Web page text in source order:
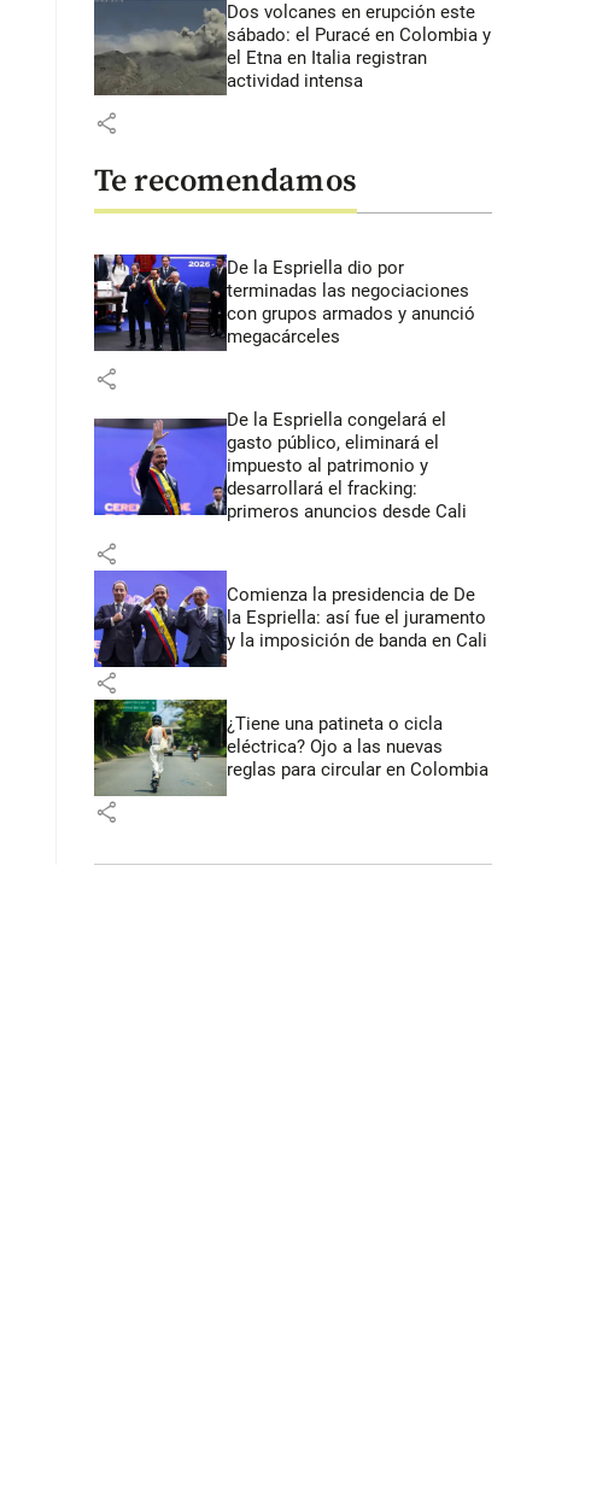
Dos volcanes en erupción este
sábado: el Puracé en Colombia y
el Etna en Italia registran
actividad intensa
share
Te recomendamos
De la Espriella dio por
terminadas las negociaciones
con grupos armados y anunció
megacárceles
share
De la Espriella congelará el
gasto público, eliminará el
impuesto al patrimonio y
desarrollará el fracking:
primeros anuncios desde Cali
share
Comienza la presidencia de De
la Espriella: así fue el juramento
y la imposición de banda en Cali
share
¿Tiene una patineta o cicla
eléctrica? Ojo a las nuevas
reglas para circular en Colombia
share